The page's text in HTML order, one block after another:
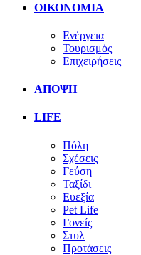
ΟΙΚΟΝΟΜΙΑ
Ενέργεια
Τουρισμός
Επιχειρήσεις
ΑΠΟΨΗ
LIFE
Πόλη
Σχέσεις
Γεύση
Ταξίδι
Ευεξία
Pet Life
Γονείς
Στυλ
Προτάσεις